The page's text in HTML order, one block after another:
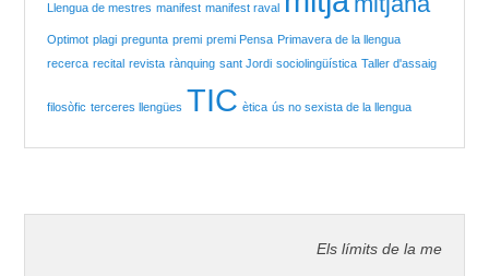
Llengua de mestres manifest manifest raval
Optimot plagi pregunta premi premi Pensa Primavera de la llengua
recerca recital revista rànquing sant Jordi sociolingüística Taller d'assaig
filosòfic terceres llengües TIC ètica ús no sexista de la llengua
Els límits de la meva